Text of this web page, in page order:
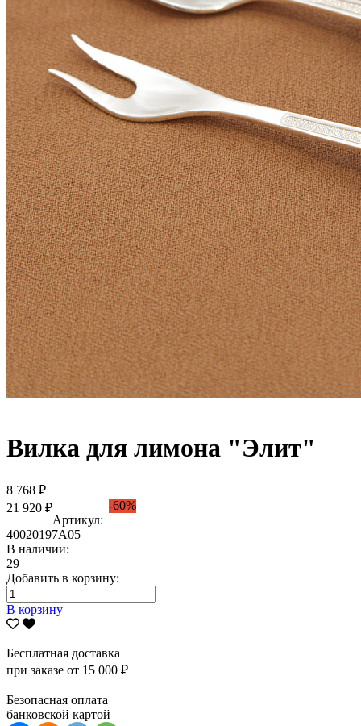
Вилка для лимона "Элит"
8 768 ₽
21 920 ₽
-60%
Артикул:
40020197А05
В наличии:
29
Добавить в корзину:
В корзину
Бесплатная доставка
при заказе от 15 000 ₽
Безопасная оплата
банковской картой